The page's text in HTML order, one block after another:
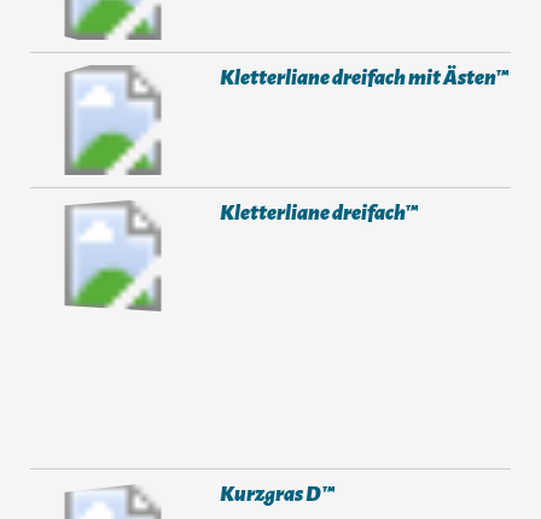
Kletterliane dreifach mit Ästen™
Kletterliane dreifach™
Kurzgras D™